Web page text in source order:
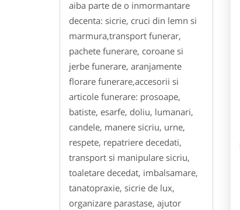
aiba parte de o inmormantare
decenta: sicrie, cruci din lemn si
marmura,transport funerar,
pachete funerare, coroane si
jerbe funerare, aranjamente
florare funerare,accesorii si
articole funerare: prosoape,
batiste, esarfe, doliu, lumanari,
candele, manere sicriu, urne,
respete, repatriere decedati,
transport si manipulare sicriu,
toaletare decedat, imbalsamare,
tanatopraxie, sicrie de lux,
organizare parastase, ajutor